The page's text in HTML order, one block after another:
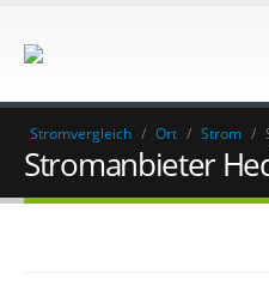
Stromvergleich / Ort / Strom /
Stromanbieter